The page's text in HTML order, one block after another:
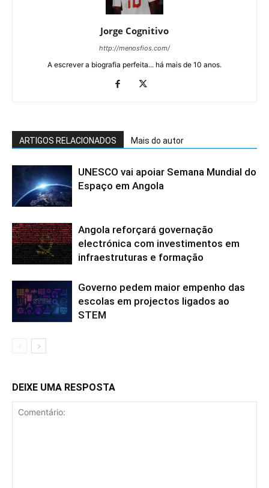
Jorge Cognitivo
http://menosfios.com/
A escrever a biografia perfeita... há mais de 10 anos.
ARTIGOS RELACIONADOS Mais do autor
UNESCO vai apoiar Semana Mundial do
Espaço em Angola
Angola reforçará governação
electrónica com investimentos em
infraestruturas e formação
Governo pedem maior empenho das
escolas em projectos ligados ao
STEM
DEIXE UMA RESPOSTA